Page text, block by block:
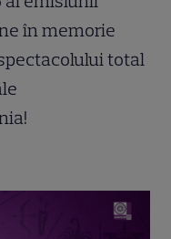
în memorie
total